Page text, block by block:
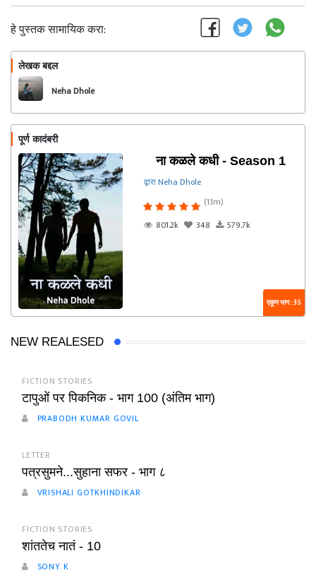
हे पुस्तक सामायिक करा:
लेखक बद्दल
Neha Dhole
पूर्ण कादंबरी
ना कळले कधी - Season 1
द्वारा Neha Dhole
(1.1m)
801.2k
348 579.7k
एकूण भाग : 35
NEW REALESED
FICTION STORIES
टापुओं पर पिकनिक - भाग 100 (अंतिम भाग)
PRABODH KUMAR GOVIL
LETTER
पत्रसुमने...सुहाना सफर - भाग ८
VRISHALI GOTKHINDIKAR
FICTION STORIES
शांततेच नातं - 10
SONY K